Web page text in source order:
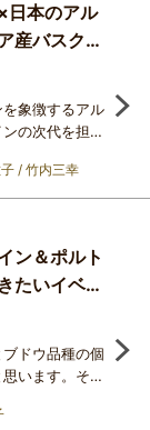
っしりと重厚
なサワー種の
日本のアル
産バスクの
象徴するアル
の次代を担う
る事ができま
化を追い求め
でワインを追
スペインは今
クのワイン、
/ 竹内三幸
ン＆ポルト
たいイベリ
ー 泡 テ
ドウ品種の個
います。そし
との共通点も